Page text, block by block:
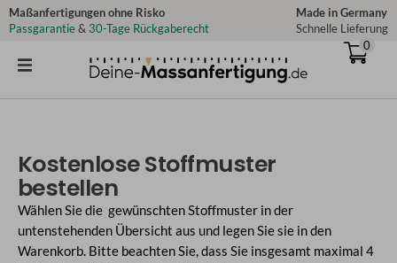
Zum
Inhalt
Maßanfertigungen ohne Risko
Passgarantie& 30-Tage Rückgaberecht
Made in Germany
Schnelle Lieferung
0
Kostenlose Stoffmuster
bestellen
Wählen Sie die gewünschten Stoffmuster in der
untenstehenden Übersicht aus und legen Sie sie in den
Warenkorb. Bitte beachten Sie, dass Sie insgesamt maximal 4